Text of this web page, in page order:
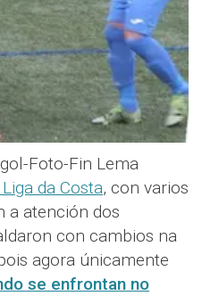
Foto-Fin Lema
da Costa, con varios
a atención dos
con cambios na
agora únicamente
se enfrontan no